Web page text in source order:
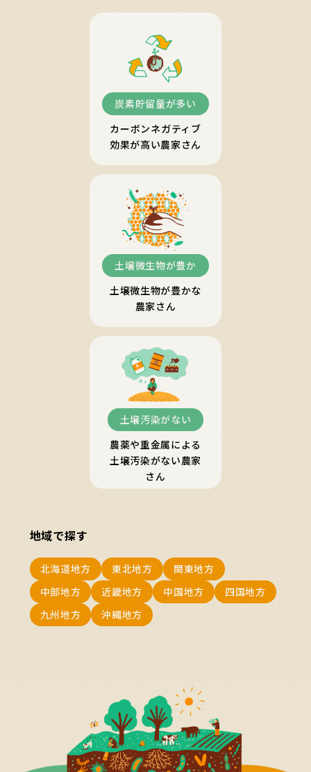
炭素貯留量が多い
カーボンネガティブ
効果が高い農家さん
土壌微生物が豊か
土壌微生物が豊かな
農家さん
土壌汚染がない
農薬や重金属による
土壌汚染がない農家
さん
地域で探す
北海道地方 東北地方
関東地方
中部地方
近畿地方 中国地方
四国地方
九州地方
沖縄地方